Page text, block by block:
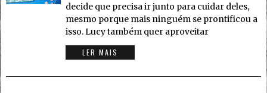
decide que precisa ir junto para cuidar deles,
mesmo porque mais ninguém se prontificou a
isso. Lucy também quer aproveitar
LER MAIS